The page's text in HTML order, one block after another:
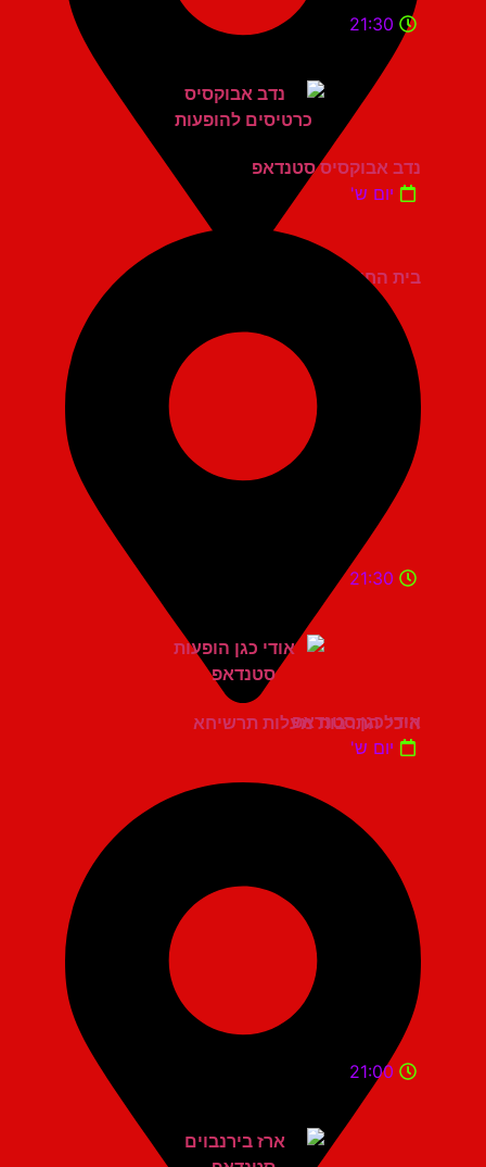
בית החייל תל אביב
21:30
נדב אבוקסיס סטנדאפ
יום ש'
היכל התרבות מעלות תרשיחא
21:30
אודי כגן סטנדאפ
יום ש'
21:00